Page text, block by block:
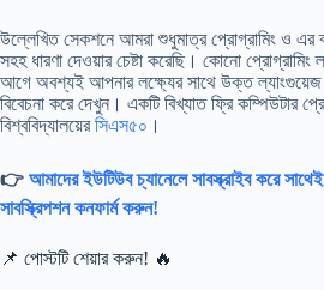
উল্লেখিত সেকশনে আমরা শুধুমাত্র প্রোগ্রামিং ও এর
সহহ ধারণা দেওয়ার চেষ্টা করেছি। কোনো প্রোগ্রামিং
আগে অবশ্যই আপনার লক্ষ্যের সাথে উক্ত ল্যাংগুয়েজ
বিবেচনা করে দেখুন। একটি বিখ্যাত ফ্রি কম্পিউটার
বিশ্ববিদ্যালয়েরসিএস৫০ ।
👉 আমাদের ইউটিউব চ্যানেলে সাবস্ক্রাইব করে
সাবস্ক্রিপশন কনফার্ম করুন!
📌 পোস্টটি শেয়ার করুন! 🔥